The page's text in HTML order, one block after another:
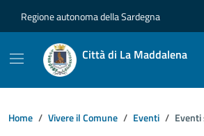
Regione autonoma della Sardegna
Città di La Maddalena
Home Vivere il Comune Eventi Eventi